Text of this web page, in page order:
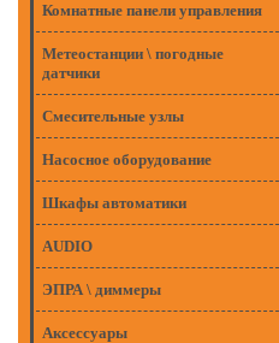
Комнатные панели управления
Метеостанции \ погодные
датчики
Смесительные узлы
Насосное оборудование
Шкафы автоматики
AUDIO
ЭПРА \ диммеры
Аксессуары